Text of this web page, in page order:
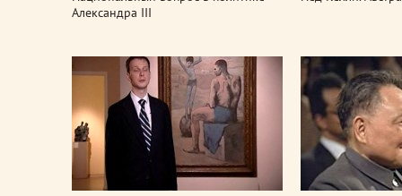
Александра III